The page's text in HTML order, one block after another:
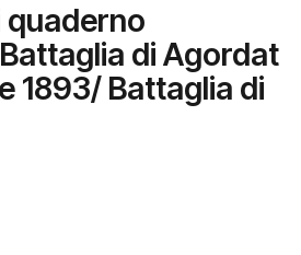
di Agordat
1893/ Battaglia di